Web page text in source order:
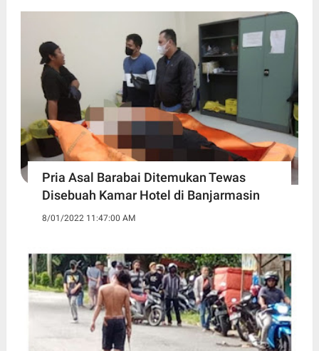
Pria Asal Barabai Ditemukan Tewas
Disebuah Kamar Hotel di Banjarmasin
8/01/2022 11:47:00 AM